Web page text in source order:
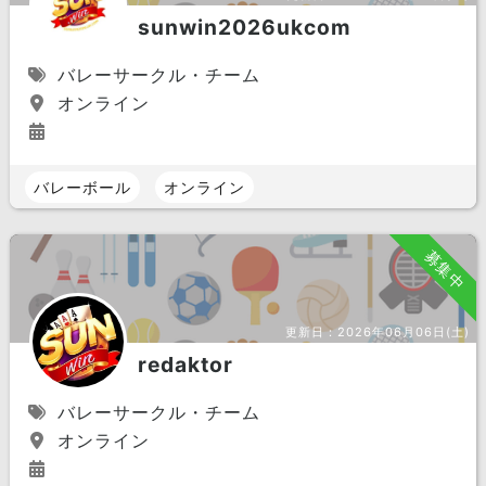
sunwin2026ukcom
バレーサークル・チーム
オンライン
バレーボール オンライン
募集中
更新日：2026年06月06日(土)
redaktor
バレーサークル・チーム
オンライン